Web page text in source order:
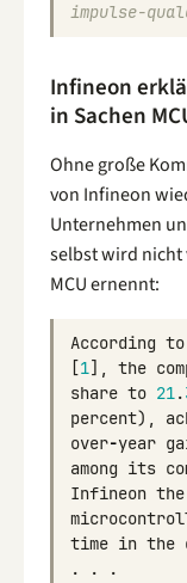
impulse-
Infineon
in Sachen
Ohne große
von Infineon
Unternehmen
selbst wird nicht
MCU ernennt:
According to
[1], the
share to 21 .
percent),
over-year
among its
Infineon the
time in the
.
.
.